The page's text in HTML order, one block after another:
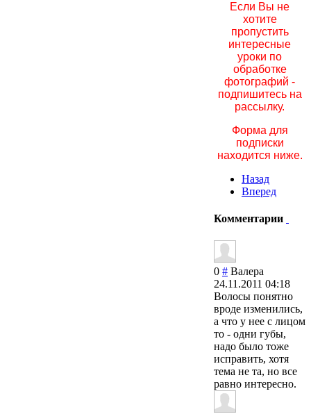
Если Вы не
хотите
пропустить
интересные
уроки по
обработке
фотографий -
подпишитесь на
рассылку.
Форма для
подписки
находится ниже.
Назад
Вперед
Комментарии
0 # Валера
24.11.2011 04:18
Волосы понятно
вроде изменились,
а что у нее с лицом
то - одни губы,
надо было тоже
исправить, хотя
тема не та, но все
равно интересно.